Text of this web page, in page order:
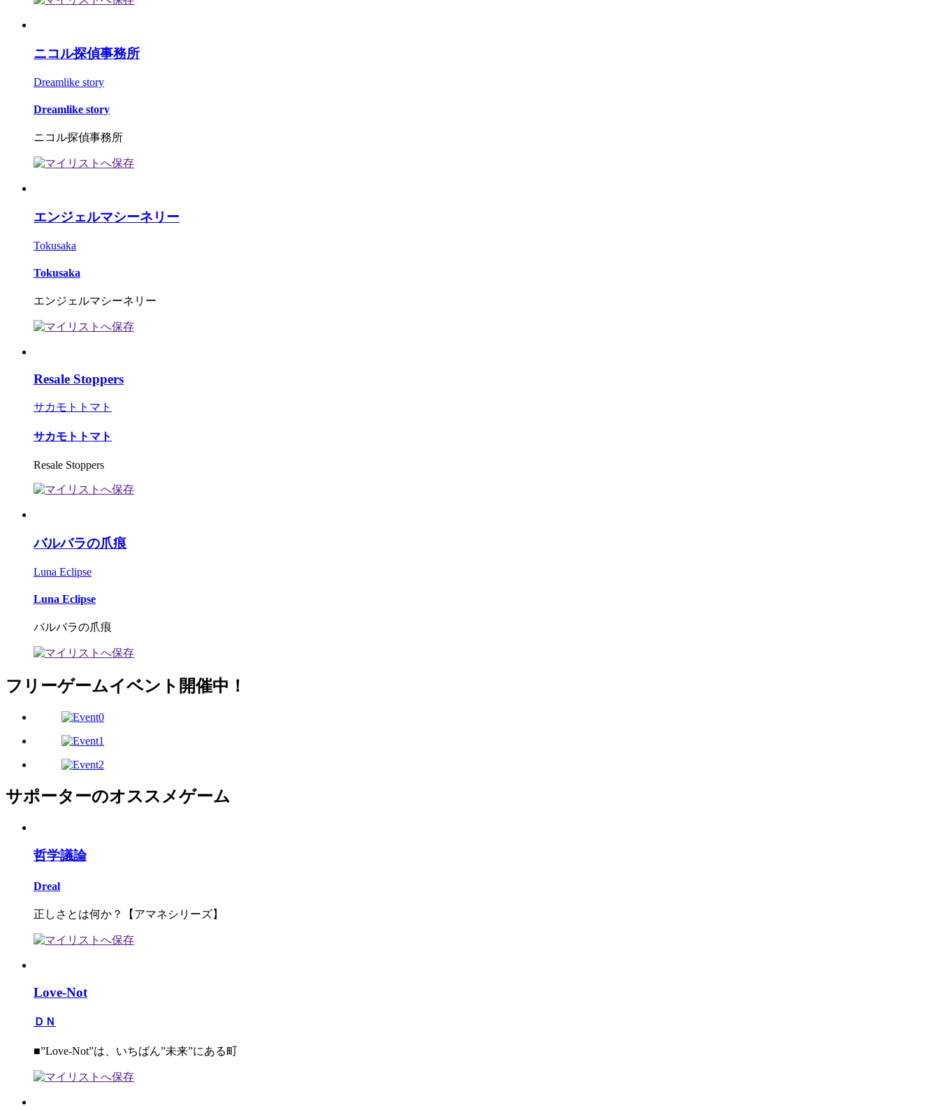
ニコル探偵事務所
Dreamlike story
Dreamlike story
ニコル探偵事務所
エンジェルマシーネリー
Tokusaka
Tokusaka
エンジェルマシーネリー
Resale Stoppers
サカモトトマト
サカモトトマト
Resale Stoppers
バルバラの爪痕
Luna Eclipse
Luna Eclipse
バルバラの爪痕
フリーゲームイベント開催中！
サポーターのオススメゲーム
哲学議論
Dreal
正しさとは何か？【アマネシリーズ】
Love-Not
ＤＮ
■”Love-Not”は、いちばん”未来”にある町